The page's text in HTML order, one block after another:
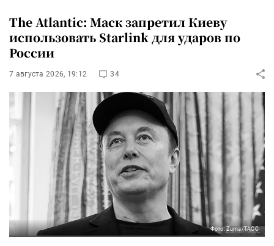
The Atlantic: Маск запретил Киеву
использовать Starlink для ударов по
России
7 августа 2026, 19:12 34
Фото: Zuma/ТАСС